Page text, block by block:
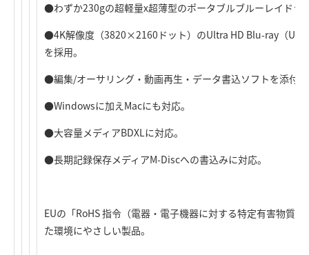
●わずか230gの超軽量x超薄型のポータブルブルーレイドラ
●4K解像度（3820×2160ドット）のUltra HD Blu-ray（
を採用。
●編集/オーサリング・動画再生・データ書込ソフトを添付。
●Windowsに加えMacにも対応。
●大容量メディアBDXLに対応。
●長期記録保存メディアM-Discへの書込みに対応。
EUの「RoHS 指令（電器・電子機器に対する特定有害物質
た環境にやさしい製品。